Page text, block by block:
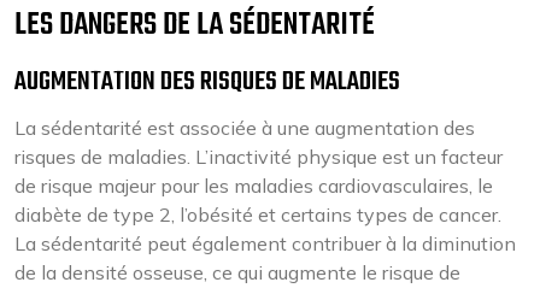
LES DANGERS DE LA SÉDENTARITÉ
AUGMENTATION DES RISQUES DE MALADIES
La sédentarité est associée à une augmentation des
risques de maladies. L’inactivité physique est un facteur
de risque majeur pour les maladies cardiovasculaires, le
diabète de type 2, l’obésité et certains types de cancer.
La sédentarité peut également contribuer à la diminution
de la densité osseuse, ce qui augmente le risque de